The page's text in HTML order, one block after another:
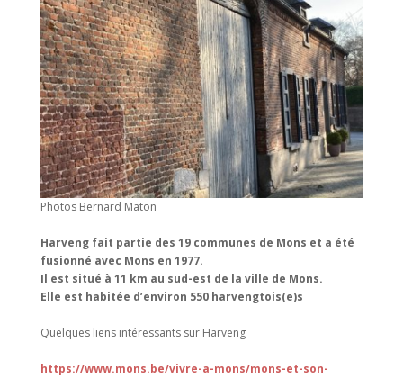
Photos Bernard Maton
Harveng fait partie des 19 communes de Mons et a été
fusionné avec Mons en 1977.
Il est situé à 11 km au sud-est de la ville de Mons.
Elle est habitée d’environ 550 harvengtois(e)s
Quelques liens intéressants sur Harveng
https://www.mons.be/vivre-a-mons/mons-et-son-